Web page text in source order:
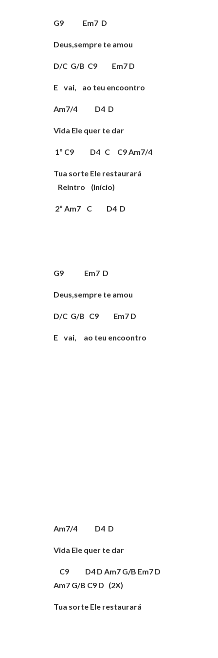
G9 Em7 D
Deus,sempre te amou
D/C G/B C9 Em7 D
E vai, ao teu encoontro
Am7/4 D4 D
Vida Ele quer te dar
1º C9 D4 C C9 Am7/4
Tua sorte Ele restaurará
Reintro (Início)
2º Am7 C D4 D
G9 Em7 D
Deus,sempre te amou
D/C G/B C9 Em7 D
E vai, ao teu encoontro
Am7/4 D4 D
Vida Ele quer te dar
C9 D4 D Am7 G/B Em7 D
Am7 G/B C9 D (2X)
Tua sorte Ele restaurará